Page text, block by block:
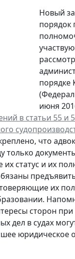
Новый
порядок
порядке
июня
в статьи 55 и
что
только
статус и их
их
сторон
дел в судах
юридическое